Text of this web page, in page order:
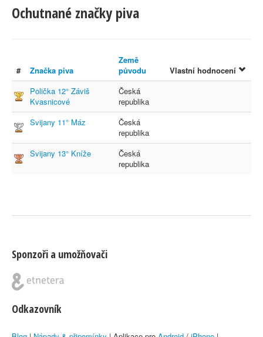
Ochutnané značky piva
# Značka piva
Země
původu
Vlastní hodnocení
Polička 12° Záviš
Kvasnicové
Česká
republika
Svijany 11° Máz
Česká
republika
Svijany 13° Kníže
Česká
republika
Sponzoři a umožňovači
Odkazovník